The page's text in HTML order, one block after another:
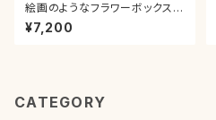
絵画のようなフラワーボックス＊
アンティークピンク 母の日
カーネーション プレゼント
¥7,200
CATEGORY